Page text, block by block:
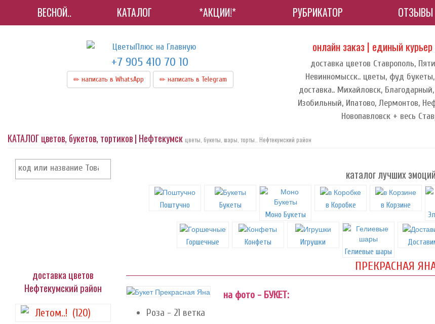
ВЕСНОЙ.. КАТАЛОГ *АКЦИИ!* РУБРИКАТОР ОТЗЫВЫ
+7 905 410 70 10
написать в WhatsApp написать в Telegram
онлайн заказ | единый
доставка цветов Ставрополь,
Невинномысск.. цветы, фуд
доставка.. Михайловск,
Изобильный, Ипатово, Лермонтов,
Новопавловск + весь
КАТАЛОГ цветов, букетов, тортиков | Нефтекумск цветы, букеты, шары, торты.. Нефтекумский район
каталог лучших
Поштучно
Букеты
Моно Букеты
в Коробке
в Корзине
Горшечные Конфеты
Игрушки
Гелиевые шары
доставка цветов
Нефтекумский район
Летом..! (120)
ПРЕКРАСНАЯ
на фото - БУКЕТ:
Роза - 21 ветка